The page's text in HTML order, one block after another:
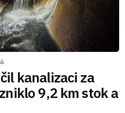
kanalizaci za
9,2 km stok a